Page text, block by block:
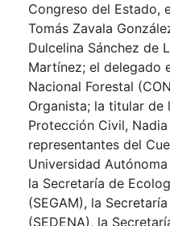
Congreso del Estado,
Tomás Zavala
Dulcelina Sánchez de
Martínez; el delegado
Nacional Forestal
Organista; la titular
Protección Civil,
representantes del
Universidad
la Secretaría de
(SEGAM), la
(SEDENA), la